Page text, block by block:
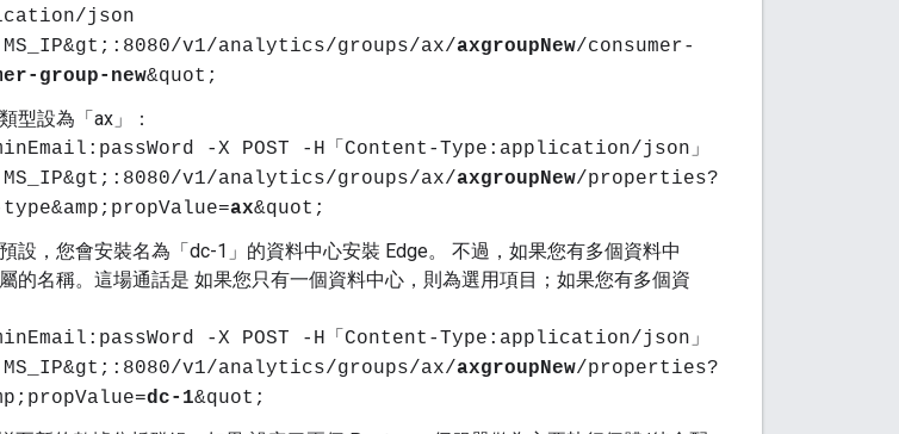
json
v1/analytics/groups/ax/axgroupNew/consumer-
group-new&quot;
型設為「ax」：
-X POST -H「Content-Type:application/json」
v1/analytics/groups/ax/axgroupNew/properties?
type&amp;propValue=ax&quot;
設，您會安裝名為「dc-1」的資料中心安裝 Edge。 不過，如果您有多個資料中
的名稱。這場通話是 如果您只有一個資料中心，則為選用項目；如果您有多個資
-X POST -H「Content-Type:application/json」
v1/analytics/groups/ax/axgroupNew/properties?
dc-1&quot;